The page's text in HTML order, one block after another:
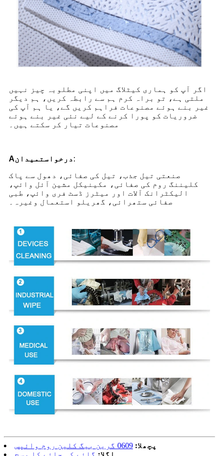
اگر آپ کو ہماری کیٹلاگ میں اپنی مطلوبہ چیز نہیں
ملتی ہے، تو براہ کرم ہم سے رابطہ کریں، ہم دیگر
غیر بنے ہوئے مصنوعات فراہم کریں گے، یا ہم آپ کی
ضروریات کو پورا کرنے کے لیے نئی غیر بنے ہوئے
مصنوعات تیار کر سکتے ہیں۔
A درخواستمیدان
:
صنعتی تیل جذب، تیل کی صفائی، دھول سے پاک
کلیننگ روم کی صفائی، مکینیکل مشین آئل وائپ،
الیکٹرانک آلات اور میٹرز ڈسٹ فری وائپ، طبی
صفائی ستھرائی، گھریلو استعمال وغیرہ۔
پچھلا: 0609 گرین بیگ کلین روم وائپس